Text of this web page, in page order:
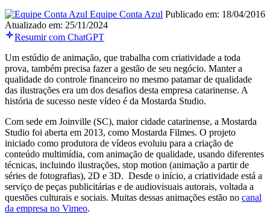
Equipe Conta Azul Publicado em: 18/04/2016
Atualizado em: 25/11/2024
Resumir com ChatGPT
Um estúdio de animação, que trabalha com criatividade a toda
prova, também precisa fazer a gestão de seu negócio. Manter a
qualidade do controle financeiro no mesmo patamar de qualidade
das ilustrações era um dos desafios desta empresa catarinense. A
história de sucesso neste vídeo é da Mostarda Studio.
Com sede em Joinville (SC), maior cidade catarinense, a Mostarda
Studio foi aberta em 2013, como Mostarda Filmes. O projeto
iniciado como produtora de vídeos evoluiu para a criação de
conteúdo multimídia, com animação de qualidade, usando diferentes
técnicas, incluindo ilustrações, stop motion (animação a partir de
séries de fotografias), 2D e 3D. Desde o início, a criatividade está a
serviço de peças publicitárias e de audiovisuais autorais, voltada a
questões culturais e sociais. Muitas dessas animações estão no canal
da empresa no Vimeo.